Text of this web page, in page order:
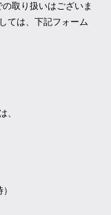
取り扱いはございま
ては、下記フォーム
、